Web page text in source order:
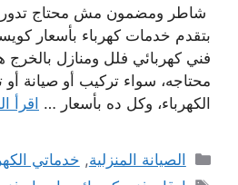
شاطر ومضمون مش محتاج
بتقدم خدمات كهرباء بأسعار
فني كهربائي فلل ومنازل بالخرج
محتاجه، سواء تركيب أو صيانة
الكهرباء، وكل ده بأسعار … اقرأ
التصنيفات
الصيانة المنزلية, خدماتي